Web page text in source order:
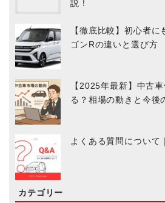
説！
【徹底比較】初心者
ゴンRの違いと選び方
【2025年最新】中古
る？相場の動きと今後
よくある質問について
カテゴリー